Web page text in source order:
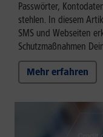
Passwörter,
stehlen. In diesem
SMS und Webseiten
Schutzmaßnahmen
Mehr erfahren